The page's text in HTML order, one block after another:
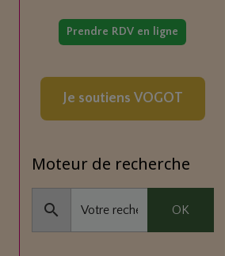
Prendre RDV en ligne
Je soutiens VOGOT
Moteur de recherche
OK